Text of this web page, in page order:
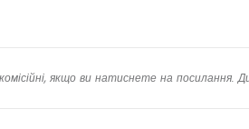
якщо ви натиснете на посилання.